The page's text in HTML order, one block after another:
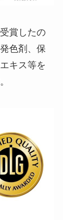
賞したの
色剤、保
キス等を